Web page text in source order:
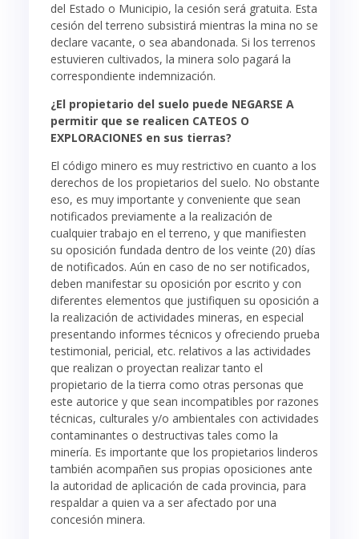
del Estado o Municipio, la cesión será gratuita. Esta
cesión del terreno subsistirá mientras la mina no se
declare vacante, o sea abandonada. Si los terrenos
estuvieren cultivados, la minera solo pagará la
correspondiente indemnización.
¿El propietario del suelo puede NEGARSE A
permitir que se realicen CATEOS O
EXPLORACIONES en sus tierras?
El código minero es muy restrictivo en cuanto a los
derechos de los propietarios del suelo. No obstante
eso, es muy importante y conveniente que sean
notificados previamente a la realización de
cualquier trabajo en el terreno, y que manifiesten
su oposición fundada dentro de los veinte (20) días
de notificados. Aún en caso de no ser notificados,
deben manifestar su oposición por escrito y con
diferentes elementos que justifiquen su oposición a
la realización de actividades mineras, en especial
presentando informes técnicos y ofreciendo prueba
testimonial, pericial, etc. relativos a las actividades
que realizan o proyectan realizar tanto el
propietario de la tierra como otras personas que
este autorice y que sean incompatibles por razones
técnicas, culturales y/o ambientales con actividades
contaminantes o destructivas tales como la
minería. Es importante que los propietarios linderos
también acompañen sus propias oposiciones ante
la autoridad de aplicación de cada provincia, para
respaldar a quien va a ser afectado por una
concesión minera.